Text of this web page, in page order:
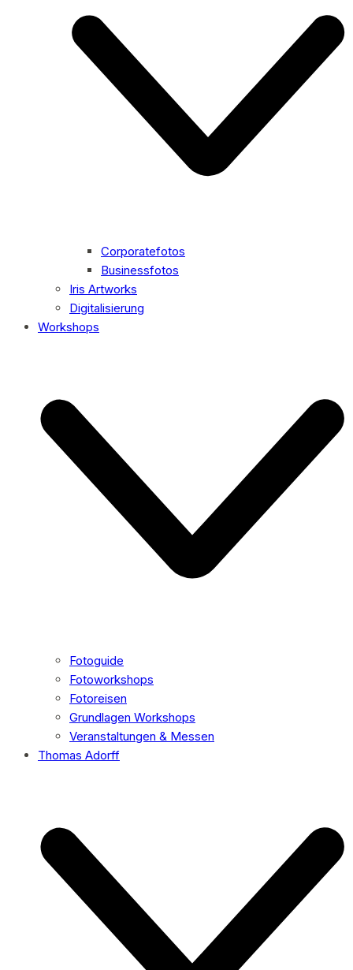
Corporatefotos
Businessfotos
Iris Artworks
Digitalisierung
Workshops
Fotoguide
Fotoworkshops
Fotoreisen
Grundlagen Workshops
Veranstaltungen & Messen
Thomas Adorff